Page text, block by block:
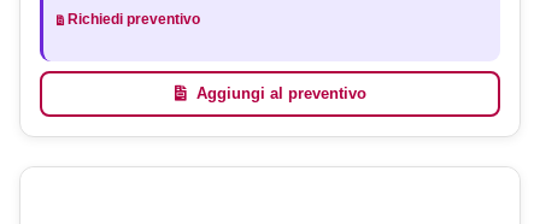
Richiedi preventivo
Aggiungi al preventivo